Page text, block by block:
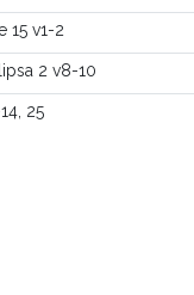
15 v1-2
2 v8-10
25